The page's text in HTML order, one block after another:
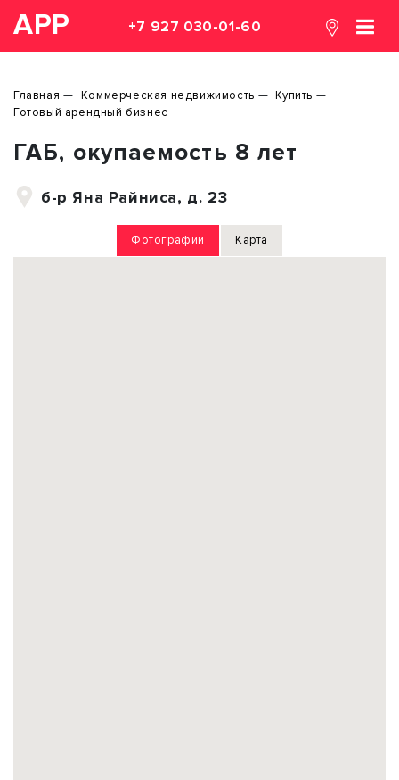
АРР +7 927 030-01-60
Главная Коммерческая недвижимость
Купить
Готовый арендный бизнес
ГАБ, окупаемость 8 лет
б-р Яна Райниса, д. 23
Фотографии Карта